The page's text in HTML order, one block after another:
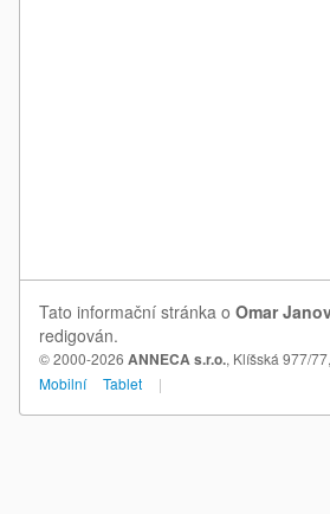
Tato informační stránka o Omar
redigován.
© 2000-2026 ANNECA s.r.o., Klíšská 977/
Mobilní
Tablet |